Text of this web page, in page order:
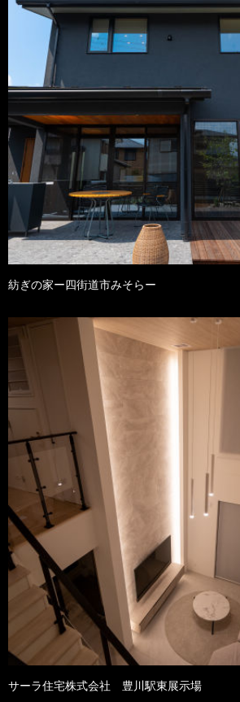
紡ぎの家ー四街道市みそらー
サーラ住宅株式会社 豊川駅東展示場